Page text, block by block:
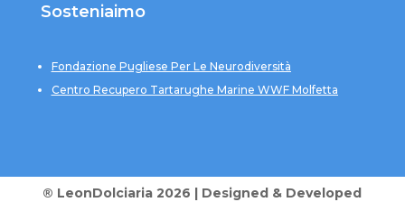
Sosteniaimo
Fondazione Pugliese Per Le Neurodiversità
Centro Recupero Tartarughe Marine WWF Molfetta
® LeonDolciaria 2026 | Designed & Developed